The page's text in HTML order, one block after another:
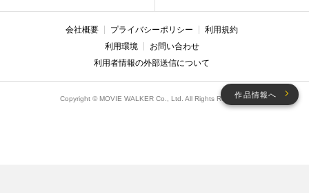
作品情報へ
会社概要 プライバシーポリシー
利用規約
利用環境
お問い合わせ
利用者情報の外部送信について
Copyright © MOVIE WALKER Co., Ltd. All Rights Reserved.